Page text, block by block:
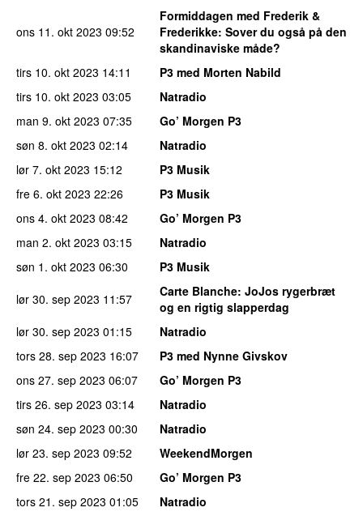
ons 11. okt 2023 09:52
Formiddagen med Frederik &
Frederikke: Sover du også på den
skandinaviske måde?
tirs 10. okt 2023 14:11
P3 med Morten Nabild
tirs 10. okt 2023 03:05
Natradio
man 9. okt 2023 07:35
Go’ Morgen P3
søn 8. okt 2023 02:14
Natradio
lør 7. okt 2023 15:12
P3 Musik
fre 6. okt 2023 22:26
P3 Musik
ons 4. okt 2023 08:42
Go’ Morgen P3
man 2. okt 2023 03:15
Natradio
søn 1. okt 2023 06:30
P3 Musik
lør 30. sep 2023 11:57 Carte Blanche: JoJos rygerbræt
og en rigtig slapperdag
lør 30. sep 2023 01:15
Natradio
tors 28. sep 2023 16:07
P3 med Nynne Givskov
ons 27. sep 2023 06:07
Go’ Morgen P3
tirs 26. sep 2023 03:14
Natradio
søn 24. sep 2023 00:30
Natradio
lør 23. sep 2023 09:52
WeekendMorgen
fre 22. sep 2023 06:50
Go’ Morgen P3
tors 21. sep 2023 01:05
Natradio